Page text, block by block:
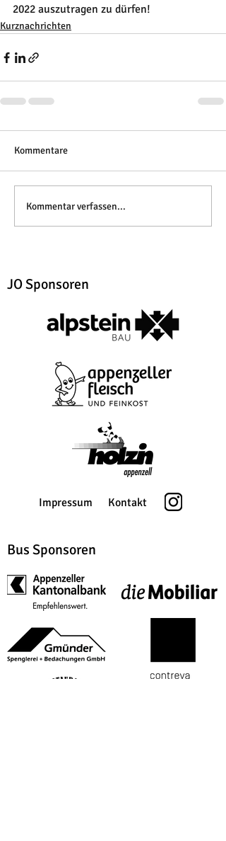
2022 auszutragen zu dürfen!
Kurznachrichten
Kommentare
Kommentar verfassen...
JO Sponsoren
Impressum Kontakt
Bus Sponsoren